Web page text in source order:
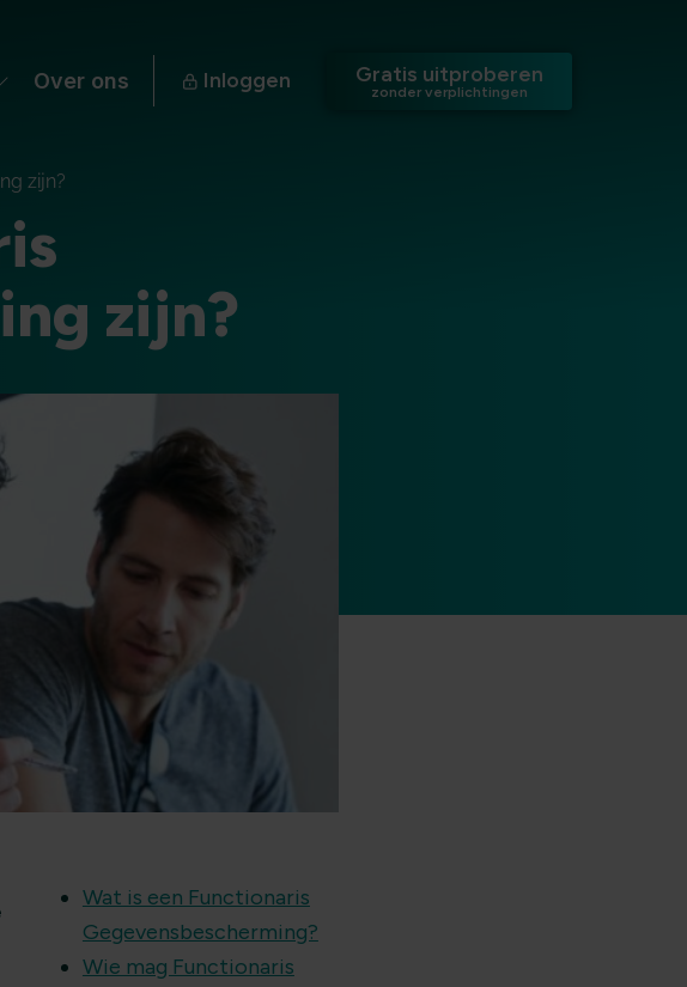
Over ons Inloggen Gratis uitproberen
zonder verplichtingen
zijn?
zijn?
Wat is een Functionaris
Gegevensbescherming?
Wie mag Functionaris